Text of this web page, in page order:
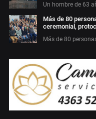
Un hombre de 63
Más de 80
ceremonial,
Más de 80